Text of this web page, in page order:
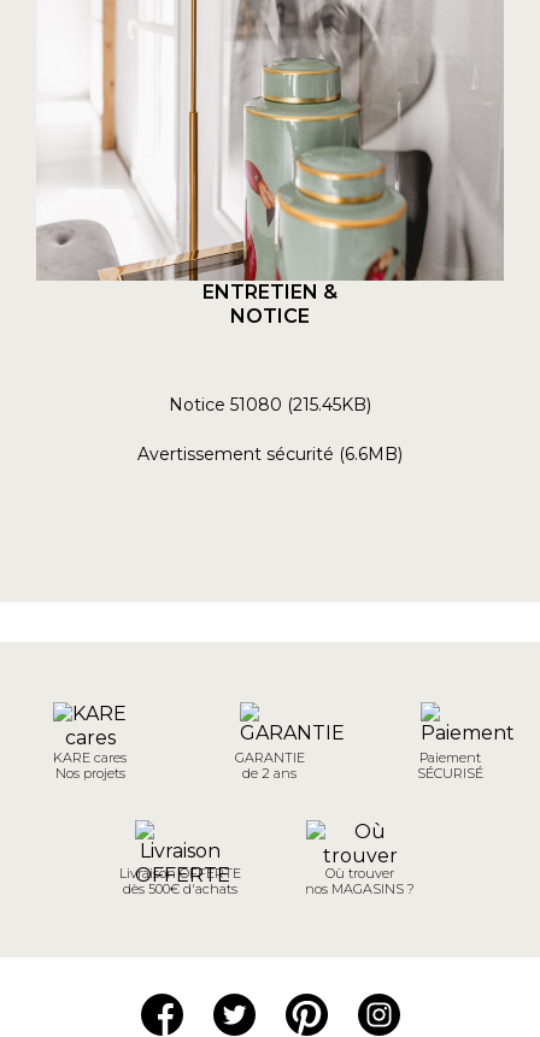
ENTRETIEN &
NOTICE
Notice 51080 (215.45KB)
Avertissement sécurité (6.6MB)
KARE cares
Nos projets
GARANTIE
de 2 ans
Paiement
SÉCURISÉ
Livraison OFFERTE
dès 500€ d'achats
Où trouver
nos MAGASINS ?